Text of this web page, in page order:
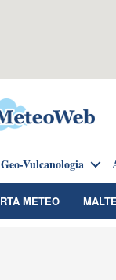
Geo-Vulcanologia
METEO